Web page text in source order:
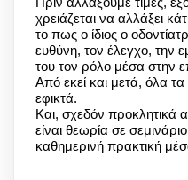
χρειάζεται να αλλάξει
το πως ο ίδιος ο
ευθύνη, τον έλεγχο, την
του τον ρόλο μέσα στην
Από εκεί και μετά, όλα τα
εφικτά.
Και, σχεδόν προκλητικά
είναι θεωρία σε σεμινάριο
καθημερινή πρακτική